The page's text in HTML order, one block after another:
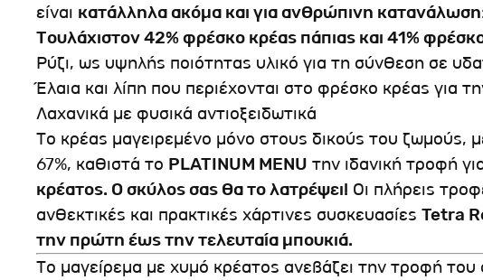
είναι κατάλληλα ακόμα και για ανθρώπινη κατανάλωση
Τουλάχιστον 42% φρέσκο κρέας πάπιας και 41%
Ρύζι, ως υψηλής ποιότητας υλικό για τη σύνθεση σε
Έλαια και λίπη που περιέχονται στο φρέσκο κρέας για
Λαχανικά με φυσικά αντιοξειδωτικά
Το κρέας μαγειρεμένο μόνο στους δικούς του ζωμούς,
67%, καθιστά το PLATINUM MENU την ιδανική τροφή
κρέατος. Ο σκύλος σας θα το λατρέψει! Οι πλήρεις
ανθεκτικές και πρακτικές χάρτινες συσκευασίες Tetra
την πρώτη έως την τελευταία μπουκιά.
Το μαγείρεμα με χυμό κρέατος ανεβάζει την τροφή